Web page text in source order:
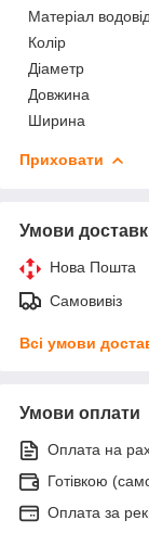
Матеріал
Колір
Діаметр
Довжина
Ширина
Приховати
Умови
Нова Пошта
Самовивіз
Всі умови
Умови оплати
Оплата на
Готівкою
Оплата за